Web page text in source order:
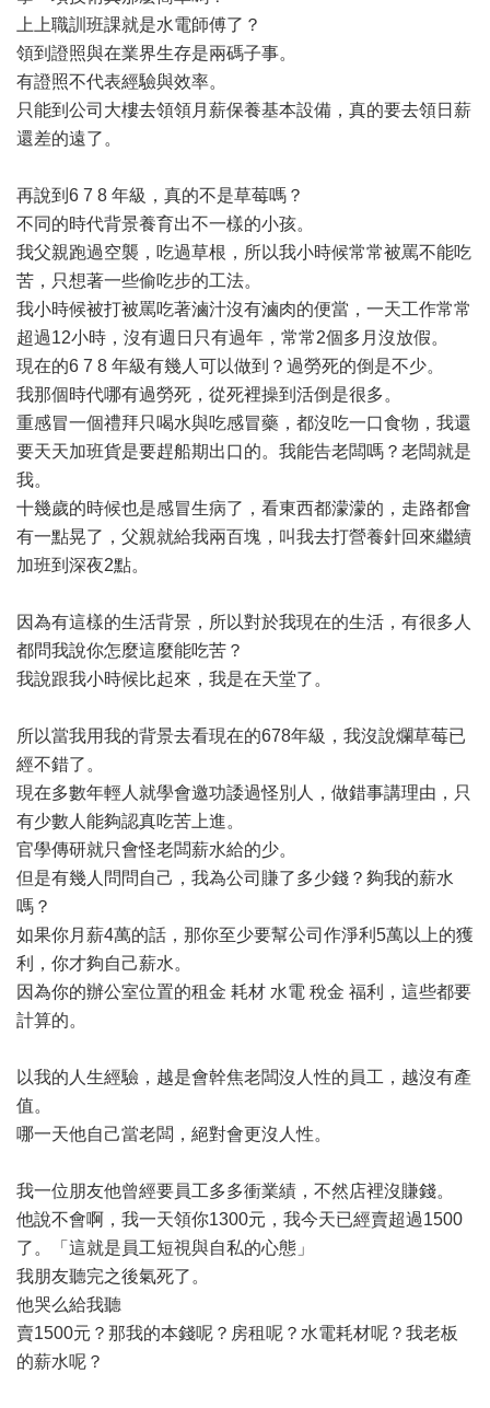
上上職訓班課就是水電師傅了？
領到證照與在業界生存是兩碼子事。
有證照不代表經驗與效率。
只能到公司大樓去領領月薪保養基本設備，真的要去領日薪
還差的遠了。
再說到6 7 8 年級，真的不是草莓嗎？
不同的時代背景養育出不一樣的小孩。
我父親跑過空襲，吃過草根，所以我小時候常常被罵不能吃
苦，只想著一些偷吃步的工法。
我小時候被打被罵吃著滷汁沒有滷肉的便當，一天工作常常
超過12小時，沒有週日只有過年，常常2個多月沒放假。
現在的6 7 8 年級有幾人可以做到？過勞死的倒是不少。
我那個時代哪有過勞死，從死裡操到活倒是很多。
重感冒一個禮拜只喝水與吃感冒藥，都沒吃一口食物，我還
要天天加班貨是要趕船期出口的。我能告老闆嗎？老闆就是
我。
十幾歲的時候也是感冒生病了，看東西都濛濛的，走路都會
有一點晃了，父親就給我兩百塊，叫我去打營養針回來繼續
加班到深夜2點。
因為有這樣的生活背景，所以對於我現在的生活，有很多人
都問我說你怎麼這麼能吃苦？
我說跟我小時候比起來，我是在天堂了。
所以當我用我的背景去看現在的678年級，我沒說爛草莓已
經不錯了。
現在多數年輕人就學會邀功諉過怪別人，做錯事講理由，只
有少數人能夠認真吃苦上進。
官學傳研就只會怪老闆薪水給的少。
但是有幾人問問自己，我為公司賺了多少錢？夠我的薪水
嗎？
如果你月薪4萬的話，那你至少要幫公司作淨利5萬以上的獲
利，你才夠自己薪水。
因為你的辦公室位置的租金 耗材 水電 稅金 福利，這些都要
計算的。
以我的人生經驗，越是會幹焦老闆沒人性的員工，越沒有產
值。
哪一天他自己當老闆，絕對會更沒人性。
我一位朋友他曾經要員工多多衝業績，不然店裡沒賺錢。
他說不會啊，我一天領你1300元，我今天已經賣超過1500
了。「這就是員工短視與自私的心態」
我朋友聽完之後氣死了。
他哭么給我聽
賣1500元？那我的本錢呢？房租呢？水電耗材呢？我老板
的薪水呢？